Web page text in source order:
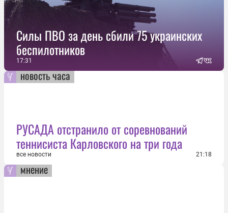
Силы ПВО за день сбили 75 украинских
беспилотников
17:31
новость часа
РУСАДА отстранило от соревнований
теннисиста Карловского на три года
все новости 21:18
мнение